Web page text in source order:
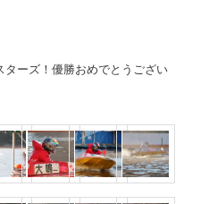
ーズ！優勝おめでとうござい